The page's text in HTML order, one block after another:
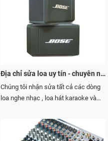
Địa chỉ sửa loa uy tín - chuyên nghiệp tại TP.HCM
Chúng tôi nhận sửa tất cả các dòng
loa nghe nhạc , loa hát karaoke và
nhanh chóng , chính xác và giá cả
luôn luôn hợp lý . Bởi vì chúng tôi luôn